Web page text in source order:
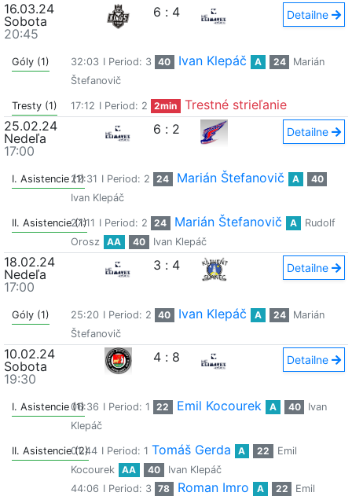
16.03.24
Sobota
20:45
6 : 4 Detailne
Góly (1) 32:03 I Period: 3 40 Ivan Klepáč A 24
Marián
Štefanovič
Tresty (1) 17:12 I Period: 2 2min
Trestné strieľanie
25.02.24
Nedeľa
17:00
6 : 2 Detailne
I. Asistencie (1)22:31 I Period: 2 24 Marián Štefanovič A
40
Ivan Klepáč
II. Asistencie (1)
27:11 I Period: 2 24 Marián Štefanovič A
Rudolf
Orosz
AA 40 Ivan Klepáč
18.02.24
Nedeľa
17:00
3 : 4 Detailne
Góly (1) 25:20 I Period: 2 40 Ivan Klepáč A 24
Marián
Štefanovič
10.02.24
Sobota
19:30
4 : 8 Detailne
I. Asistencie (1)06:36 I Period: 1 22 Emil Kocourek A 40
Ivan
Klepáč
II. Asistencie (2)
01:44 I Period: 1 Tomáš Gerda A 22
Emil
Kocourek
AA 40
Ivan Klepáč
44:06 I Period: 3 78 Roman Imro A 22 Emil